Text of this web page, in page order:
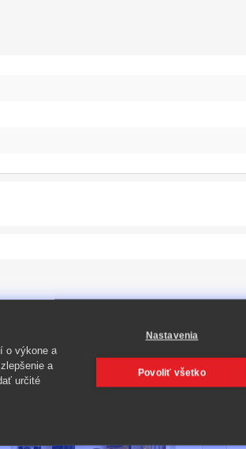
o výkone a
a
určité
Nastavenia
Povoliť všetko